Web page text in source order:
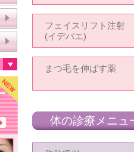
フェイスリフト注射
(イデバエ)
まつ毛を伸ばす薬
体の診療メニュ